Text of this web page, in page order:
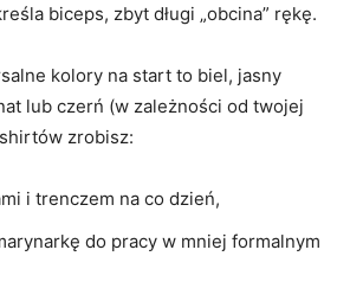
biceps, zbyt długi „obcina” rękę.
kolory na start to biel, jasny
lub czerń (w zależności od twojej
zrobisz:
i trenczem na co dzień,
do pracy w mniej formalnym